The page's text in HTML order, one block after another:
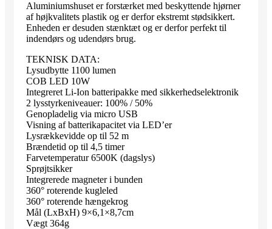
Aluminiumshuset er forstærket med beskyttende hjørner
af højkvalitets plastik og er derfor ekstremt stødsikkert.
Enheden er desuden stænktæt og er derfor perfekt til
indendørs og udendørs brug.
TEKNISK DATA:
Lysudbytte 1100 lumen
COB LED 10W
Integreret Li-Ion batteripakke med sikkerhedselektronik
2 lysstyrkeniveauer: 100% / 50%
Genopladelig via micro USB
Visning af batterikapacitet via LED’er
Lysrækkevidde op til 52 m
Brændetid op til 4,5 timer
Farvetemperatur 6500K (dagslys)
Sprøjtsikker
Integrerede magneter i bunden
360° roterende kugleled
360° roterende hængekrog
Mål (LxBxH) 9×6,1×8,7cm
Vægt 364g